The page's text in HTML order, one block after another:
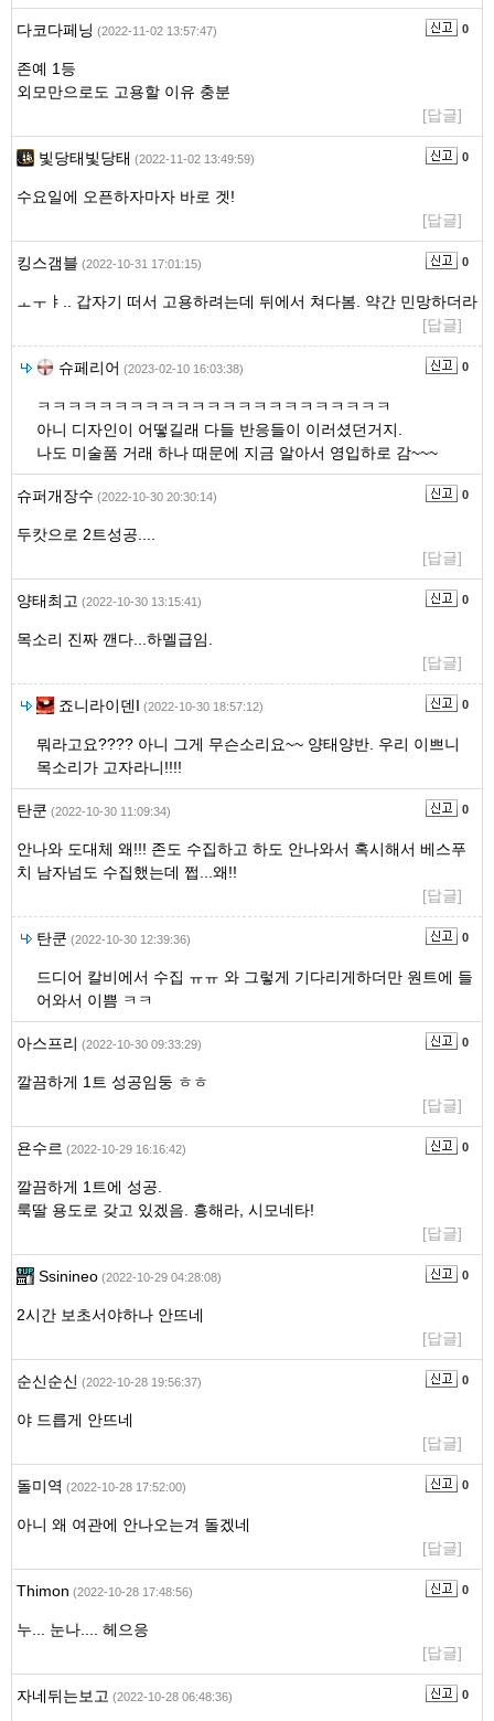
다코다페닝 (2022-11-02 13:57:47) 0
존예 1등
외모만으로도 고용할 이유 충분
[답글]
빛당태빛당태 (2022-11-02 13:49:59) 0
수요일에 오픈하자마자 바로 겟!
[답글]
킹스갬블 (2022-10-31 17:01:15) 0
ㅗㅜㅑ.. 갑자기 떠서 고용하려는데 뒤에서 쳐다봄. 약간 민망하더라
[답글]
슈페리어 (2023-02-10 16:03:38) 0
ㅋㅋㅋㅋㅋㅋㅋㅋㅋㅋㅋㅋㅋㅋㅋㅋㅋㅋㅋㅋㅋㅋㅋ
아니 디자인이 어떻길래 다들 반응들이 이러셨던거지.
나도 미술품 거래 하나 때문에 지금 알아서 영입하로 감~~~
슈퍼개장수 (2022-10-30 20:30:14) 0
두캇으로 2트성공....
[답글]
양태최고 (2022-10-30 13:15:41) 0
목소리 진짜 깬다...하멜급임.
[답글]
죠니라이덴I (2022-10-30 18:57:12) 0
뭐라고요???? 아니 그게 무슨소리요~~ 양태양반. 우리 이쁘니
목소리가 고자라니!!!!
탄쿤 (2022-10-30 11:09:34) 0
안나와 도대체 왜!!! 존도 수집하고 하도 안나와서 혹시해서 베스푸
치 남자넘도 수집했는데 쩝...왜!!
[답글]
탄쿤 (2022-10-30 12:39:36) 0
드디어 칼비에서 수집 ㅠㅠ 와 그렇게 기다리게하더만 원트에 들
어와서 이쁨 ㅋㅋ
아스프리 (2022-10-30 09:33:29) 0
깔끔하게 1트 성공임둥 ㅎㅎ
[답글]
욘수르 (2022-10-29 16:16:42) 0
깔끔하게 1트에 성공.
룩딸 용도로 갖고 있겠음. 흥해라, 시모네타!
[답글]
Ssinineo (2022-10-29 04:28:08) 0
2시간 보초서야하나 안뜨네
[답글]
순신순신 (2022-10-28 19:56:37) 0
야 드릅게 안뜨네
[답글]
돌미역 (2022-10-28 17:52:00) 0
아니 왜 여관에 안나오는겨 돌겠네
[답글]
Thimon (2022-10-28 17:48:56) 0
누... 눈나.... 헤으응
[답글]
자네뒤는보고 (2022-10-28 06:48:36) 0